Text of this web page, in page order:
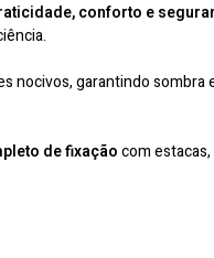
conforto e
nocivos, garantindo
de fixaçãocom